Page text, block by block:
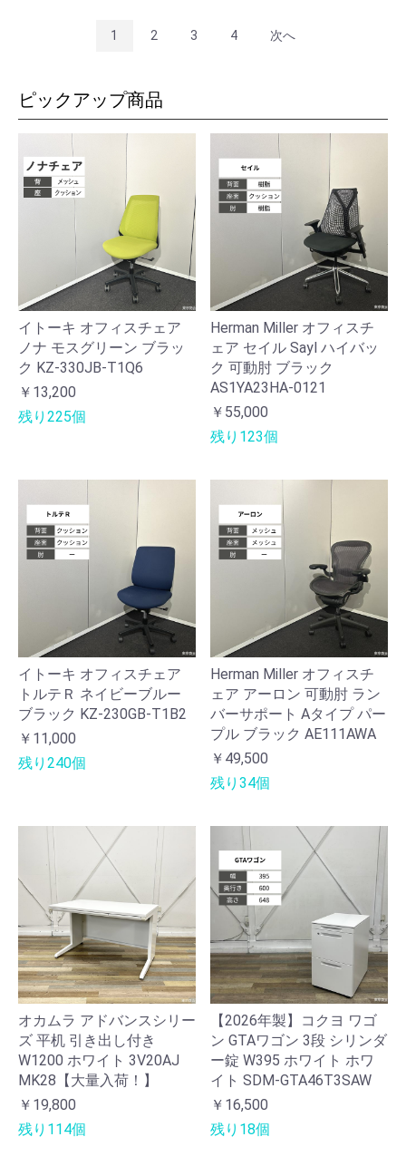
1 2 3 4 次へ
ピックアップ商品
イトーキ オフィスチェア
ノナ モスグリーン ブラッ
ク KZ-330JB-T1Q6
￥13,200
残り225個
Herman Miller オフィスチ
ェア セイル Sayl ハイバッ
ク 可動肘 ブラック
AS1YA23HA-0121
￥55,000
残り123個
イトーキ オフィスチェア
トルテＲ ネイビーブルー
ブラック KZ-230GB-T1B2
￥11,000
残り240個
Herman Miller オフィスチ
ェア アーロン 可動肘 ラン
バーサポート Aタイプ パー
プル ブラック AE111AWA
￥49,500
残り34個
オカムラ アドバンスシリー
ズ 平机 引き出し付き
W1200 ホワイト 3V20AJ
MK28【大量入荷！】
￥19,800
残り114個
【2026年製】コクヨ ワゴ
ン GTAワゴン 3段 シリンダ
ー錠 W395 ホワイト ホワ
イト SDM-GTA46T3SAW
￥16,500
残り18個